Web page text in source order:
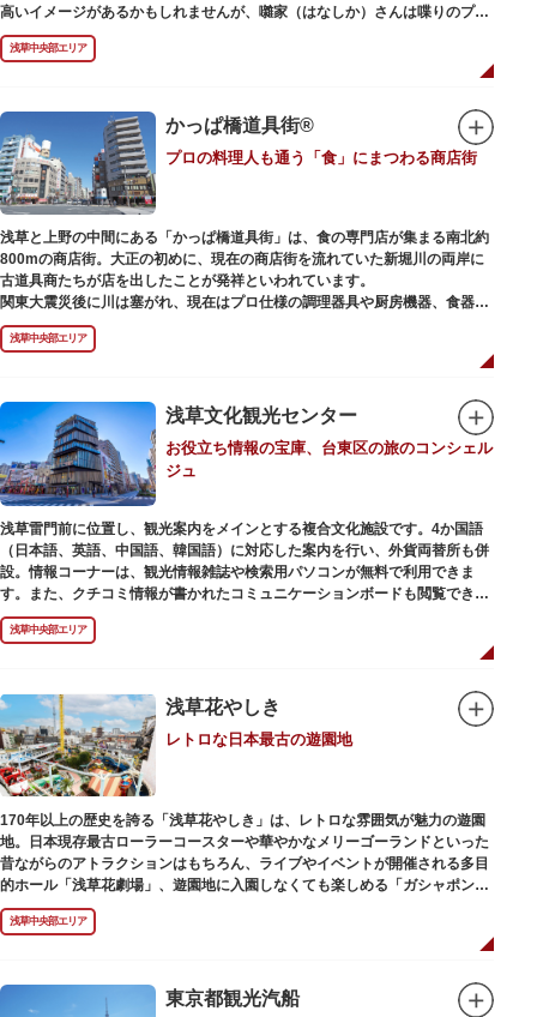
高いイメージがあるかもしれませんが、囃家（はなしか）さんは喋りのプ
ロ。すぐに巧みな話芸に引き込まれ、予備知識が無くても楽しめます。
ホール内で飲食できるのも魅力のひとつ。売店でお弁当やお菓子を買ってゆ
っくり番組を楽しんではいかがでしょう。数々の著名な落語家やお笑い芸人
浅草中央部エリア
かっぱ橋道具街®
プロの料理人も通う「食」にまつわる商店街
浅草と上野の中間にある「かっぱ橋道具街」は、食の専門店が集まる南北約
800mの商店街。大正の初めに、現在の商店街を流れていた新堀川の両岸に
古道具商たちが店を出したことが発祥といわれています。
関東大震災後に川は塞がれ、現在はプロ仕様の調理器具や厨房機器、食器、
包材、調理衣装など「食」にまつわる約170軒の専門店が集まる個性的な専
門商店街として賑わいを見せています。もちろん、ほとんどのお店が小売に
も対応。家庭の調理用具を購入したい人や観光客にもおすすめです。食品サ
毎年、道具の日である10月9日前後に開催される「かっぱ橋道具まつり」で
は、各店舗がおすすめ商品や掘り出しものを販売。また、年ごとに異なる
様々な催しものも行われます。
浅草中央部エリア
浅草文化観光センター
お役立ち情報の宝庫、台東区の旅のコンシェル
ジュ
浅草雷門前に位置し、観光案内をメインとする複合文化施設です。4か国語
（日本語、英語、中国語、韓国語）に対応した案内を行い、外貨両替所も併
設。情報コーナーは、観光情報雑誌や検索用パソコンが無料で利用できま
す。また、クチコミ情報が書かれたコミュニケーションボードも閲覧できる
ので、とっておきの旅のヒントを得られるかも。多目的スペースでは、映像
を活用し台東区のみどころやイベント、歴史、文化を紹介。通常、イスが配
仲見世や、隅田川や東京スカイツリーも一望できるビュースポットとなって
います。
浅草の街並みに溶け込む平屋を重ねたようなおしゃれな外観は、日本を代表
する建築家・隈研吾氏によるデザイン。木の温もりあふれる空間は、初めて
日本を訪れる海外ツーリストにも優しい印象を与えています。
浅草中央部エリア
浅草花やしき
レトロな日本最古の遊園地
170年以上の歴史を誇る「浅草花やしき」は、レトロな雰囲気が魅力の遊園
地。日本現存最古ローラーコースターや華やかなメリーゴーランドといった
昔ながらのアトラクションはもちろん、ライブやイベントが開催される多目
的ホール「浅草花劇場」、遊園地に入園しなくても楽しめる「ガシャポンの
デパート浅草花やしき店」も併設され、さまざまな娯楽を楽しめる浅草の
「遊びの場」として親しまれています。
と菊細工を主とした花園（かえん）として誕生しました。明治時代に入ると
浅草中央部エリア
東京都観光汽船